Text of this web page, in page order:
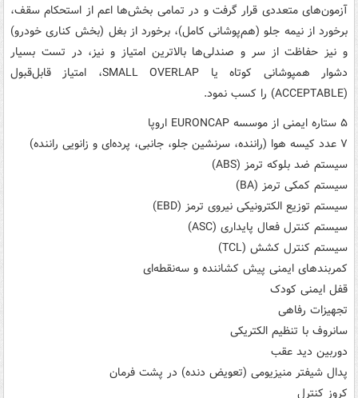
آزمون‌های متعددی قرار گرفت و در تمامی بخش‌ها اعم از استحکام سقف،
برخورد از نیمه جلو (هم‌پوشانی کامل)، برخورد از بغل (بخش کناری خودرو)
و نیز حفاظت از سر و صندلی‌ها بالاترین امتیاز و نیز، در تست بسیار
دشوار همپوشانی کوتاه یا SMALL OVERLAP، امتیاز قابل‌قبول
(ACCEPTABLE) را کسب نمود.
۵ ستاره ایمنی از موسسه EURONCAP اروپا
۷ عدد کیسه هوا (راننده، سرنشین جلو، جانبی، پرده‌ای و زانویی راننده)
سیستم ضد بلوکه ترمز (ABS)
سیستم کمکی ترمز (BA)
سیستم توزیع الکترونیکی نیروی ترمز (EBD)
سیستم کنترل فعال پایداری (ASC)
سیستم کنترل کشش (TCL)
کمربندهای ایمنی پیش کشاننده و سه‌نقطه‌ای
قفل ایمنی کودک
تجهیزات رفاهی
سانروف با تنظیم الکتریکی
دوربین دید عقب
پدال شیفتر منیزیومی (تعویض دنده) در پشت فرمان
کروز کنترل